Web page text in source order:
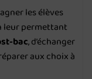
les élèves
leur permettant
bac, d’échanger
aux choix à